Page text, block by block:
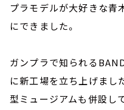
プラモデルが大好きな青
にできました。
ガンプラで知られる
に新工場を立ち上げまし
型ミュージアムも併設し